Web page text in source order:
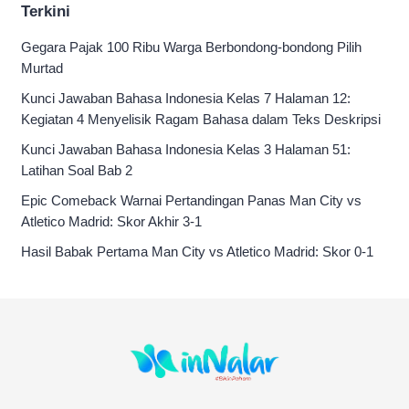
Terkini
Gegara Pajak 100 Ribu Warga Berbondong-bondong Pilih
Murtad
Kunci Jawaban Bahasa Indonesia Kelas 7 Halaman 12:
Kegiatan 4 Menyelisik Ragam Bahasa dalam Teks Deskripsi
Kunci Jawaban Bahasa Indonesia Kelas 3 Halaman 51:
Latihan Soal Bab 2
Epic Comeback Warnai Pertandingan Panas Man City vs
Atletico Madrid: Skor Akhir 3-1
Hasil Babak Pertama Man City vs Atletico Madrid: Skor 0-1